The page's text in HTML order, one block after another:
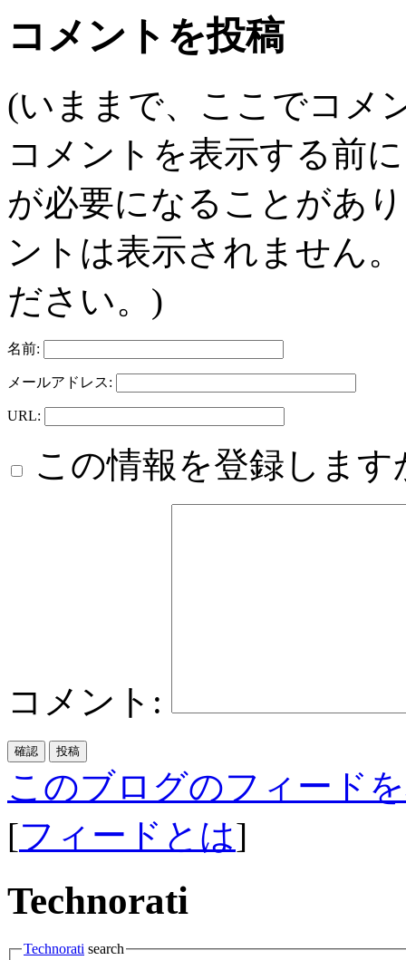
コメントを投稿
(いままで、ここでコメ
コメントを表示する前
が必要になることがあ
ントは表示されません
ださい。)
名前:
メールアドレス:
URL:
この情報を登録します
コメント:
このブログのフィード
[フィードとは]
Technorati
Technorati search